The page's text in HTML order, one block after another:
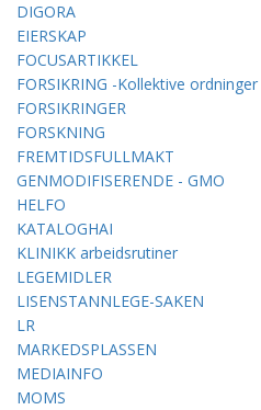
DIGORA
EIERSKAP
FOCUSARTIKKEL
FORSIKRING -Kollektive ordninger
FORSIKRINGER
FORSKNING
FREMTIDSFULLMAKT
GENMODIFISERENDE - GMO
HELFO
KATALOGHAI
KLINIKK arbeidsrutiner
LEGEMIDLER
LISENSTANNLEGE-SAKEN
LR
MARKEDSPLASSEN
MEDIAINFO
MOMS